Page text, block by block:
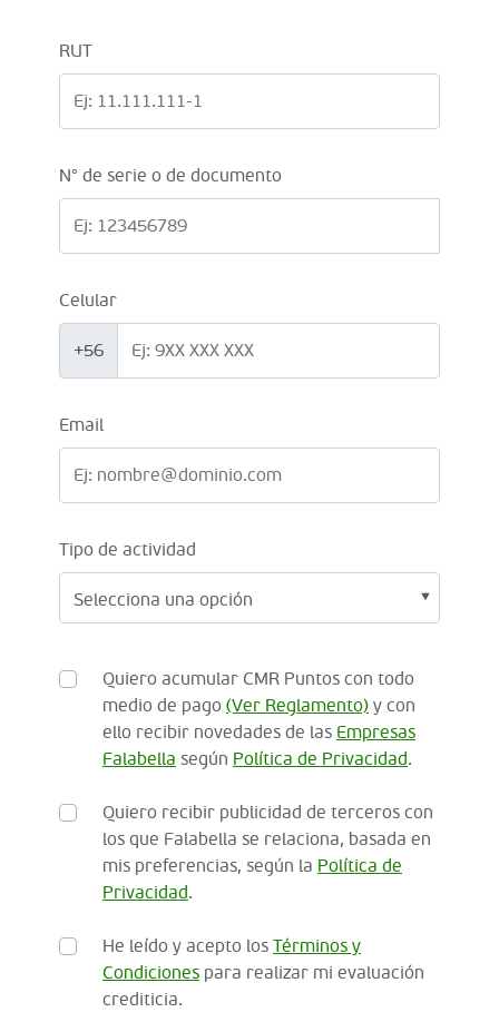
RUT
N° de serie o de documento
Celular
+56
Email
Tipo de actividad
Quiero acumular CMR Puntos con todo
medio de pago (Ver Reglamento) y con
ello recibir novedades de las Empresas
Falabella según Política de Privacidad.
Quiero recibir publicidad de terceros con
los que Falabella se relaciona, basada en
mis preferencias, según la Política de
Privacidad.
He leído y acepto los Términos y
Condiciones para realizar mi evaluación
crediticia.